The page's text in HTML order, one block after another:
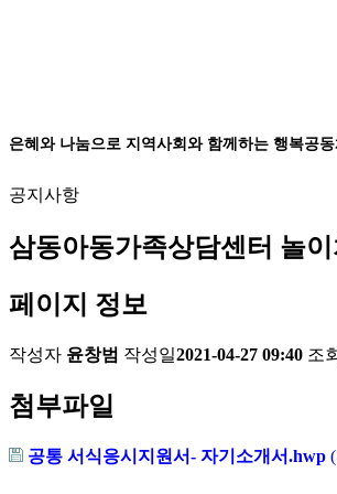
은혜와 나눔으로 지역사회와 함께하는 행복공
공지사항
삼동아동가족상담센터 놀
페이지 정보
작성자 윤창범 작성일2021-04-27 09:40 조회
첨부파일
공통 서식응시지원서- 자기소개서.hwp